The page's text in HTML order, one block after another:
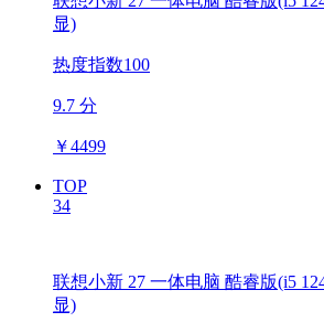
显)
热度指数100
9.7 分
￥4499
TOP
34
联想小新 27 一体电脑 酷睿版(i5
显)